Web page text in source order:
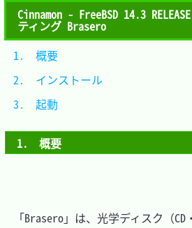
Cinnamon - FreeBSD 14.3
ティング Brasero
1.　概要
「Brasero」は、光学ディスク（CD